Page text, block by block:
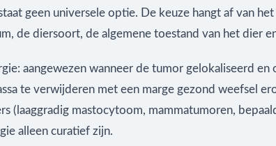
geen universele optie. De keuze hangt af van
de diersoort, de algemene toestand van het dier
aangewezen wanneer de tumor gelokaliseerd en
te verwijderen met een marge gezond weefsel
(laaggradig mastocytoom, mammatumoren,
alleen curatief zijn.